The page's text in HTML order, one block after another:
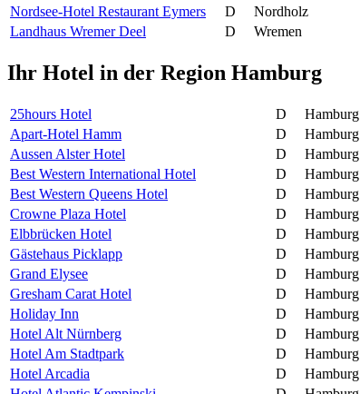
Nordsee-Hotel Restaurant Eymers
D Nordholz
Landhaus Wremer Deel
D Wremen
Ihr Hotel in der Region Hamburg
25hours Hotel D Hamburg
Apart-Hotel Hamm
D Hamburg
Aussen Alster Hotel
D Hamburg
Best Western International Hotel
D Hamburg
Best Western Queens Hotel
D Hamburg
Crowne Plaza Hotel
D Hamburg
Elbbrücken Hotel
D Hamburg
Gästehaus Picklapp
D Hamburg
Grand Elysee
D Hamburg
Gresham Carat Hotel
D Hamburg
Holiday Inn
D Hamburg
Hotel Alt Nürnberg
D Hamburg
Hotel Am Stadtpark
D Hamburg
Hotel Arcadia
D Hamburg